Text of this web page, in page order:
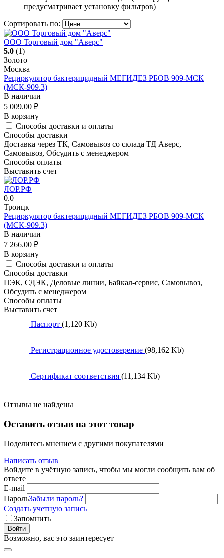
предусматривает установку фильтров)
Сортировать по:
ООО Торговый дом "Аверс"
5.0 (1)
Золото
Москва
Рециркулятор бактерицидный МЕГИДЕЗ РБОВ 909-МСК
(МСК-909.3)
В наличии
5 009.00 ₽
В корзину
Способы доставки и оплаты
Способы доставки
Доставка через ТК, Самовывоз со склада ТД Аверс,
Самовывоз, Обсудить с менеджером
Способы оплаты
Выставить счет
ЛОР.РФ
0.0
Троицк
Рециркулятор бактерицидный МЕГИДЕЗ РБОВ 909-МСК
(МСК-909.3)
В наличии
7 266.00 ₽
В корзину
Способы доставки и оплаты
Способы доставки
ПЭК, СДЭК, Деловые линии, Байкал-сервис, Самовывоз,
Обсудить с менеджером
Способы оплаты
Выставить счет
Паспорт (1,120 Kb)
Регистрационное удостоверение (98,162 Kb)
Сертификат соответствия (11,134 Kb)
Отзывы не найдены
Оставить отзыв на этот товар
Поделитесь мнением с другими покупателями
Написать отзыв
Войдите в учётную запись, чтобы мы могли сообщить вам об
ответе
E-mail
ПарольЗабыли пароль?
Создать учетную запись
Запомнить
Войти
Возможно, вас это заинтересует